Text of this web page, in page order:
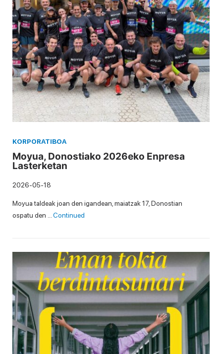
KORPORATIBOA
Moyua, Donostiako 2026eko Enpresa
Lasterketan
2026-05-18
Moyua taldeak joan den igandean, maiatzak 17, Donostian
ospatu den …Continued